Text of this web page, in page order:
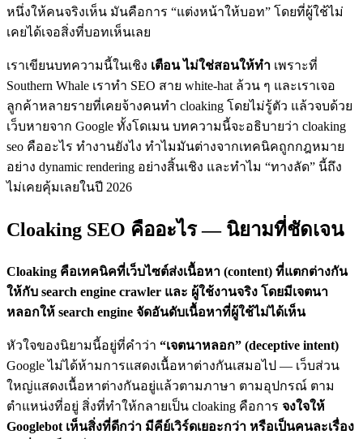
หนึ่งให้คนจริงเห็น มันคือการ “แต่งหน้าให้บอท” โดยที่ผู้ใช้ไม่
เคยได้เจอสิ่งที่บอทเห็นเลย
เราเขียนบทความนี้ในเชิง เตือน ไม่ใช่สอนให้ทำ เพราะที่
Southern Whale เราทำ SEO สาย white-hat ล้วน ๆ และเราเจอ
ลูกค้าหลายรายที่เคยจ้างคนทำ cloaking โดยไม่รู้ตัว แล้วจบด้วย
เว็บหายจาก Google ทั้งโดเมน บทความนี้จะอธิบายว่า cloaking
seo คืออะไร ทำงานยังไง ทำไมมันต่างจากเทคนิคถูกกฎหมาย
อย่าง dynamic rendering อย่างสิ้นเชิง และทำไม “ทางลัด” นี้ถึง
ไม่เคยคุ้มเลยในปี 2026
Cloaking SEO คืออะไร — นิยามที่ชัดเจน
Cloaking คือเทคนิคที่เว็บไซต์ส่งเนื้อหา (content) ที่แตกต่างกัน
ให้กับ search engine crawler และ ผู้ใช้งานจริง โดยมีเจตนา
หลอกให้ search engine จัดอันดับเนื้อหาที่ผู้ใช้ไม่ได้เห็น
หัวใจของนิยามนี้อยู่ที่คำว่า “เจตนาหลอก” (deceptive intent)
Google ไม่ได้ห้ามการแสดงเนื้อหาต่างกันเสมอไป — เว็บส่วน
ใหญ่แสดงเนื้อหาต่างกันอยู่แล้วตามภาษา ตามอุปกรณ์ ตาม
ตำแหน่งที่อยู่ สิ่งที่ทำให้กลายเป็น cloaking คือการ จงใจให้
Googlebot เห็นสิ่งที่ดีกว่า มีคีย์เวิร์ดเยอะกว่า หรือเป็นคนละเรื่อง